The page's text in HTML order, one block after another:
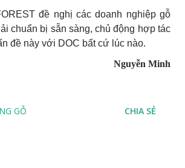
đề nghị các doanh nghiệp gỗ
chuẩn bị sẵn sàng, chủ động hợp tác
đề này với DOC bất cứ lúc nào.
Nguyễn Minh
GỖ CHIA SẺ